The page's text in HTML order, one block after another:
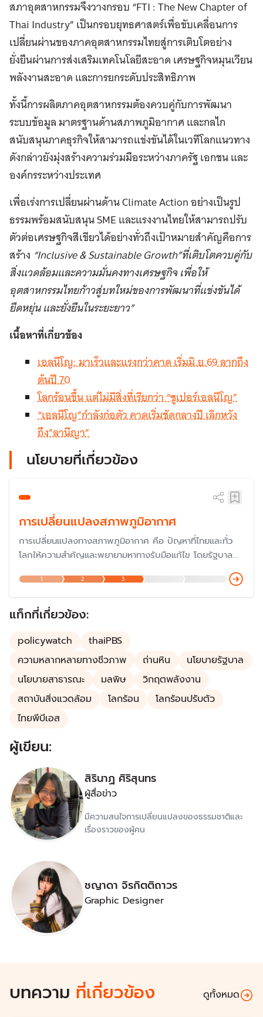
สภาอุตสาหกรรมจึงวางกรอบ “FTI : The New Chapter of
Thai Industry” เป็นกรอบยุทธศาสตร์เพื่อขับเคลื่อนการ
เปลี่ยนผ่านของภาคอุตสาหกรรมไทยสู่การเติบโตอย่าง
ยั่งยืนผ่านการส่งเสริมเทคโนโลยีสะอาด เศรษฐกิจหมุนเวียน
พลังงานสะอาด และการยกระดับประสิทธิภาพ
ทั้งนี้การผลิตภาคอุตสาหกรรมต้องควบคู่กับการพัฒนา
ระบบข้อมูล มาตรฐานด้านสภาพภูมิอากาศ และกลไก
สนับสนุนภาคธุรกิจให้สามารถแข่งขันได้ในเวทีโลกแนวทาง
ดังกล่าวยังมุ่งสร้างความร่วมมือระหว่างภาครัฐ เอกชน และ
องค์กรระหว่างประเทศ
เพื่อเร่งการเปลี่ยนผ่านด้าน Climate Action อย่างเป็นรูป
ธรรมพร้อมสนับสนุน SME และแรงงานไทยให้สามารถปรับ
ตัวต่อเศรษฐกิจสีเขียวได้อย่างทั่วถึงเป้าหมายสำคัญคือการ
สร้าง “Inclusive & Sustainable Growth”ที่เติบโตควบคู่กับ
สิ่งแวดล้อมและความมั่นคงทางเศรษฐกิจ เพื่อให้
อุตสาหกรรมไทยก้าวสู่บทใหม่ของการพัฒนาที่แข่งขันได้
ยืดหยุ่น และยั่งยืนในระยะยาว”
เนื้อหาที่เกี่ยวข้อง
เอลนีโญ: มาเร็วและแรงกว่าคาด เริ่มมิ.ย.69 ลากถึง
ต้นปี 70
โลกร้อนขึ้น แต่ไม่มีสิ่งที่เรียกว่า “ซูเปอร์เอลนีโญ”
“เอลนีโญ”กำลังก่อตัว คาดเริ่มชัดกลางปี เลิกหวัง
ถึง”ลานีญา”
นโยบายที่เกี่ยวข้อง
การเปลี่ยนแปลงสภาพภูมิอากาศ
การเปลี่ยนแปลงทางสภาพภูมิอากาศ คือ ปัญหาที่ไทยและทั่ว
โลกให้ความสำคัญและพยายามหาทางรับมือแก้ไข โดยรัฐบาล
ประกาศสานต่อนโยบาย Carbon Neutrality (ความเป็นกลาง
ทางคาร์บอน) เพื่อให้ประเทศไทยเป็นผู้นำของอาเซียนในด้านการ
ลดการปล่อยก๊าซคาร์บอนไดออกไซด์ โดยในปี 2567 ได้เข้า
ร่วมประชุม COP29 เพื่อแสดงบทบาทความร่วมมือกับ
1 2 3
แท็กที่เกี่ยวข้อง:
policywatch
thaiPBS
ความหลากหลายทางชีวภาพ
ถ่านหิน
นโยบายรัฐบาล
นโยบายสาธารณะ
มลพิษ
วิกฤตพลังงาน
สถาบันสิ่งแวดล้อม
โลกร้อน
โลกร้อนปรับตัว
ไทยพีบีเอส
ผู้เขียน:
สิรินาฏ ศิริสุนทร
ผู้สื่อข่าว
มีความสนใจการเปลี่ยนแปลงของธรรมชาติและ
เรื่องราวของผู้คน
ชญาดา จิรกิตติถาวร
Graphic Designer
บทความ ที่เกี่ยวข้อง ดูทั้งหมด